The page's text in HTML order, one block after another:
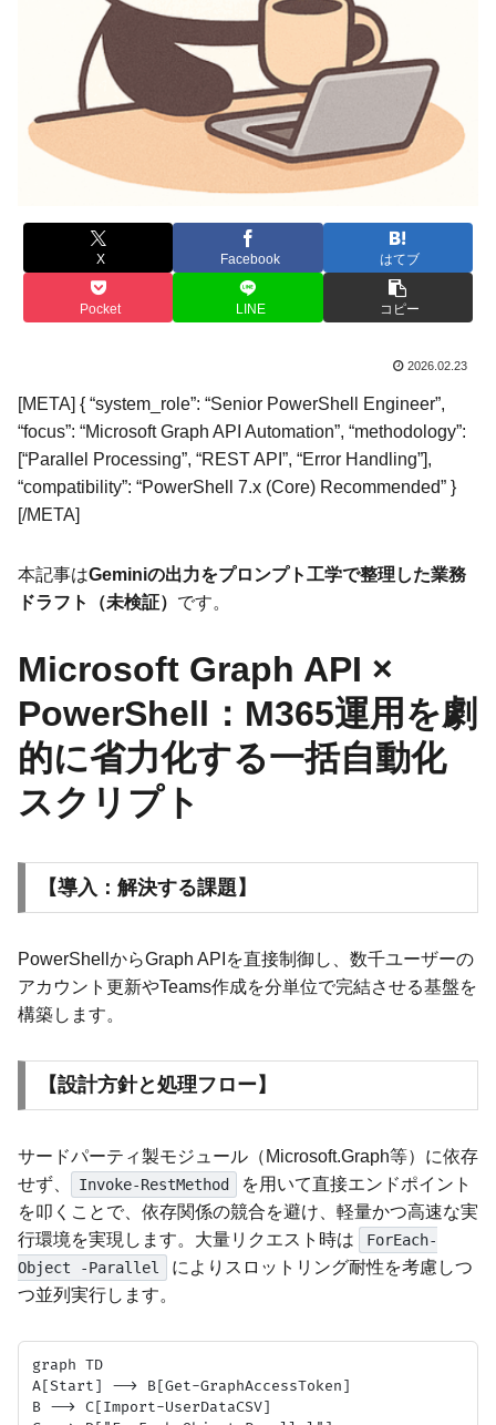
X Facebook はてブ
Pocket LINE コピー
2026.02.23
[META] { “system_role”: “Senior PowerShell Engineer”,
“focus”: “Microsoft Graph API Automation”, “methodology”:
[“Parallel Processing”, “REST API”, “Error Handling”],
“compatibility”: “PowerShell 7.x (Core) Recommended” }
[/META]
本記事はGeminiの出力をプロンプト工学で整理した業務
ドラフト（未検証） です。
Microsoft Graph API ×
PowerShell：M365運用を劇
的に省力化する一括自動化
スクリプト
【導入：解決する課題】
PowerShellからGraph APIを直接制御し、数千ユーザーの
アカウント更新やTeams作成を分単位で完結させる基盤を
構築します。
【設計方針と処理フロー】
サードパーティ製モジュール（Microsoft.Graph等）に依存
せず、
Invoke-RestMethod
を用いて直接エンドポイント
を叩くことで、依存関係の競合を避け、軽量かつ高速な実
行環境を実現します。大量リクエスト時は
ForEach-
Object -Parallel
によりスロットリング耐性を考慮しつ
つ並列実行します。
graph TD
A[Start] --> B[Get-GraphAccessToken]
B --> C[Import-UserDataCSV]